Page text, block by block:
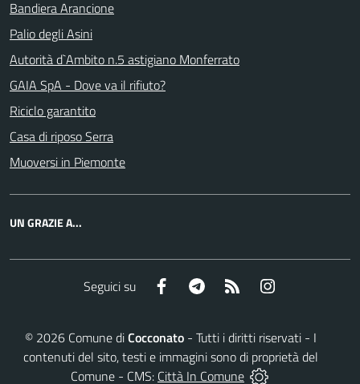
Bandiera Arancione
Palio degli Asini
Autorità d`Ambito n.5 astigiano Monferrato
GAIA SpA - Dove va il rifiuto?
Riciclo garantito
Casa di riposo Serra
Muoversi in Piemonte
UN GRAZIE A...
Seguici su Facebook Telegram RSS
© 2026Comune diCocconato- Tutti i diritti riservati - I
contenuti del sito, testi e immagini sono di proprietà del
Comune - CMS: Città In Comune